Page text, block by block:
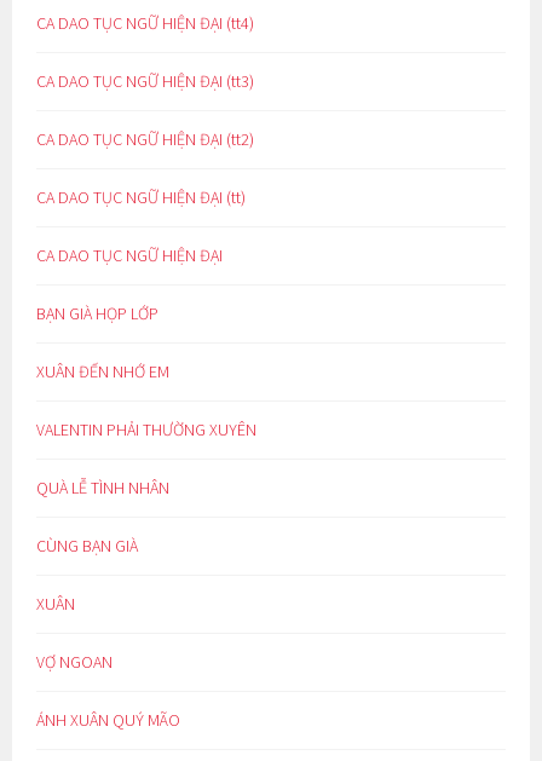
CA DAO TỤC NGỮ HIỆN ĐẠI (tt4)
CA DAO TỤC NGỮ HIỆN ĐẠI (tt3)
CA DAO TỤC NGỮ HIỆN ĐẠI (tt2)
CA DAO TỤC NGỮ HIỆN ĐẠI (tt)
CA DAO TỤC NGỮ HIỆN ĐẠI
BẠN GIÀ HỌP LỚP
XUÂN ĐẾN NHỚ EM
VALENTIN PHẢI THƯỜNG XUYÊN
QUÀ LỄ TÌNH NHÂN
CÙNG BẠN GIÀ
XUÂN
VỢ NGOAN
ÁNH XUÂN QUÝ MÃO